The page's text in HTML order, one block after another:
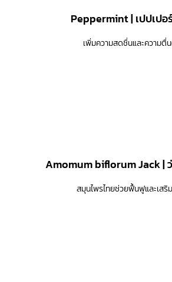
Peppermint | เปปเป
เพิ่มความสดชื่นและความตื่
Amomum biflorum Jack |
สมุนไพรไทยช่วยฟื้นฟูและเสริ